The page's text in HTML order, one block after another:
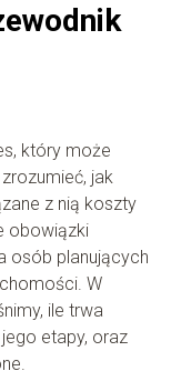
który może
jak
z nią koszty
obowiązki
osób planujących
W
ile trwa
etapy, oraz